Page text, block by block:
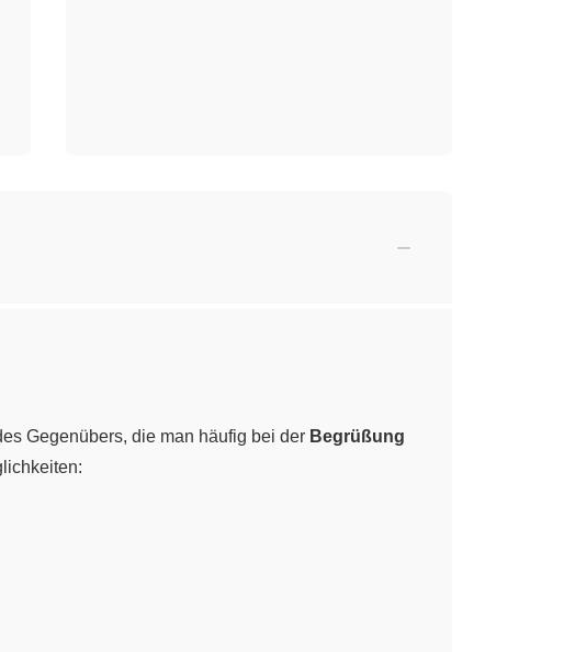
Gegenübers, die man häufig bei der Begrüßung